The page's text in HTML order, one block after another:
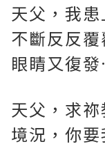
天父，我
不斷反反
眼睛又復
天父，求
境況，你